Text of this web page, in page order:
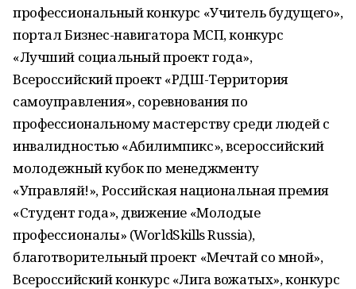
профессиональный конкурс «Учитель будущего»,
портал Бизнес-навигатора МСП, конкурс
«Лучший социальный проект года»,
Всероссийский проект «РДШ-Территория
самоуправления», соревнования по
профессиональному мастерству среди людей с
инвалидностью «Абилимпикс», всероссийский
молодежный кубок по менеджменту
«Управляй!», Российская национальная премия
«Студент года», движение «Молодые
профессионалы» (WorldSkills Russia),
благотворительный проект «Мечтай со мной»,
Всероссийский конкурс «Лига вожатых», конкурс